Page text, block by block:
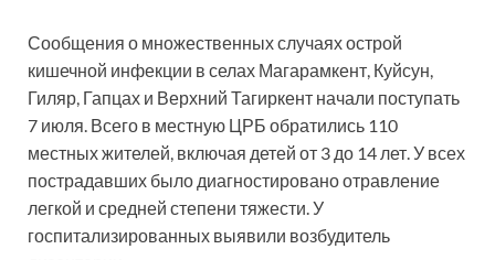
Сообщения о множественных случаях острой
кишечной инфекции в селах Магарамкент, Куйсун,
Гиляр, Гапцах и Верхний Тагиркент начали поступать
7 июля. Всего в местную ЦРБ обратились 110
местных жителей, включая детей от 3 до 14 лет. У всех
пострадавших было диагностировано отравление
легкой и средней степени тяжести. У
госпитализированных выявили возбудитель